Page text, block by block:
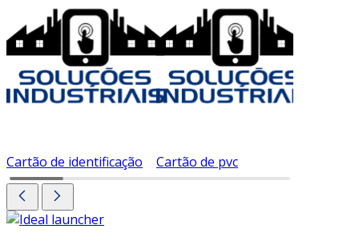
Cartão de identificação Cartão de pvc